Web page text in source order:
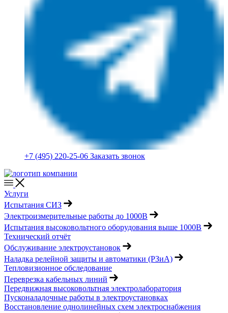
+7 (495) 220-25-06 Заказать звонок
Услуги
Испытания СИЗ
Электроизмерительные работы до 1000В
Испытания высоковольтного оборудования выше 1000В
Технический отчёт
Обслуживание электроустановок
Наладка релейной защиты и автоматики (РЗиА)
Тепловизионное обследование
Переврезка кабельных линий
Передвижная высоковольтная электролаборатория
Пусконаладочные работы в электроустановках
Восстановление однолинейных схем электроснабжения